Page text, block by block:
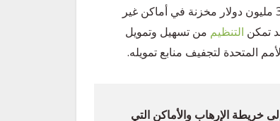
زالت موجودة لديه؛ إذ تقدر موازنة التنظيم بمبلغ يتراوح ما بين 50-300 مليون دولار مخزنة في أماكن غير
تمكن التنظيم من تسهيل وتمويل
المتحدة لتجفيف منابع تمويله.
خريطة الإرهاب والأماكن التي